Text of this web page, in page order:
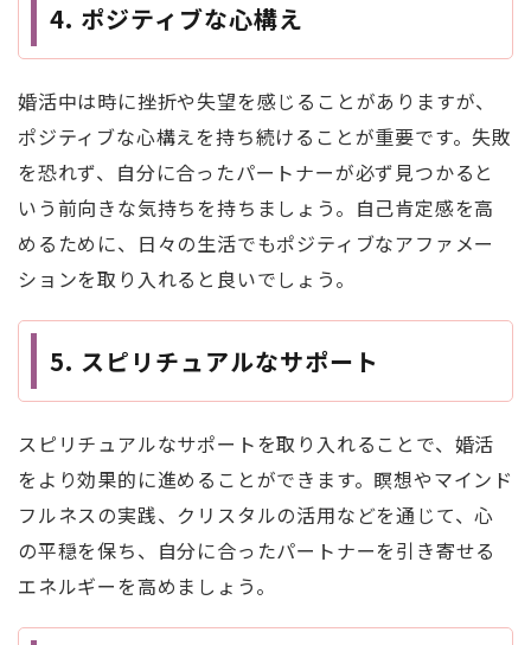
4. ポジティブな心構え
婚活中は時に挫折や失望を感じることがありますが、
ポジティブな心構えを持ち続けることが重要です。失敗
を恐れず、自分に合ったパートナーが必ず見つかると
いう前向きな気持ちを持ちましょう。自己肯定感を高
めるために、日々の生活でもポジティブなアファメー
ションを取り入れると良いでしょう。
5. スピリチュアルなサポート
スピリチュアルなサポートを取り入れることで、婚活
をより効果的に進めることができます。瞑想やマインド
フルネスの実践、クリスタルの活用などを通じて、心
の平穏を保ち、自分に合ったパートナーを引き寄せる
エネルギーを高めましょう。